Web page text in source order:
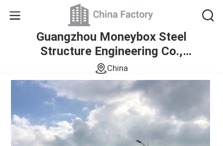
Guangzhou Moneybox Steel
Structure Engineering Co.,
Ltd.
China